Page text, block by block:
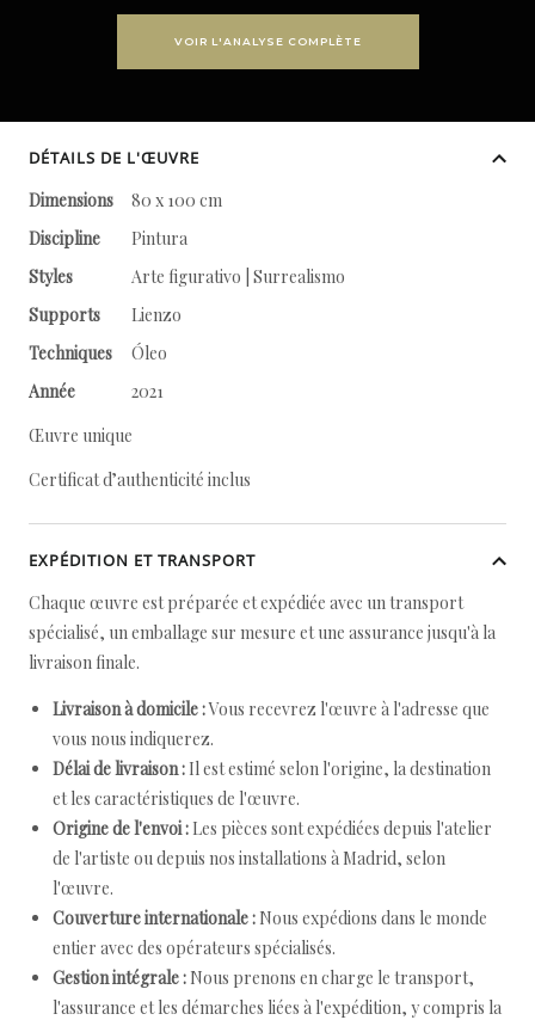
VOIR L'ANALYSE COMPLÈTE
DÉTAILS DE L'ŒUVRE
Dimensions
80 x 100 cm
Discipline
Pintura
Styles
Arte figurativo | Surrealismo
Supports
Lienzo
Techniques
Óleo
Année
2021
Œuvre unique
Certificat d’authenticité inclus
EXPÉDITION ET TRANSPORT
Chaque œuvre est préparée et expédiée avec un transport
spécialisé, un emballage sur mesure et une assurance jusqu'à la
livraison finale.
Livraison à domicile :Vous recevrez l'œuvre à l'adresse que
vous nous indiquerez.
Délai de livraison : Il est estimé selon l'origine, la destination
et les caractéristiques de l'œuvre.
Origine de l'envoi : Les pièces sont expédiées depuis l'atelier
de l'artiste ou depuis nos installations à Madrid, selon
l'œuvre.
Couverture internationale : Nous expédions dans le monde
entier avec des opérateurs spécialisés.
Gestion intégrale : Nous prenons en charge le transport,
l'assurance et les démarches liées à l'expédition, y compris la